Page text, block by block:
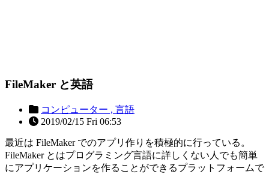
FileMaker と英語
コンピューター , 言語
2019/02/15 Fri 06:53
最近は FileMaker でのアプリ作りを積極的に行っている。
FileMaker とはプログラミング言語に詳しくない人でも簡単
にアプリケーションを作ることができるプラットフォームで